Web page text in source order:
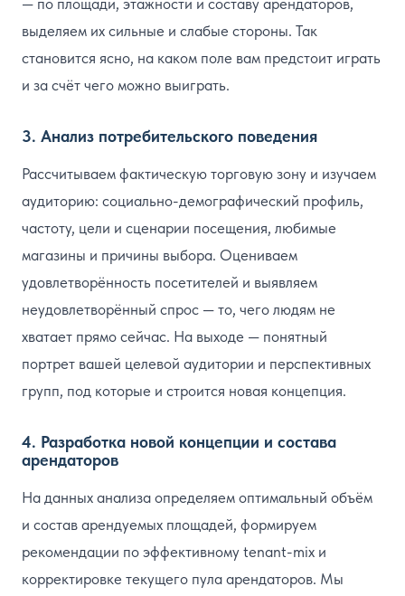
— по площади, этажности и составу арендаторов,
выделяем их сильные и слабые стороны. Так
становится ясно, на каком поле вам предстоит играть
и за счёт чего можно выиграть.
3. Анализ потребительского поведения
Рассчитываем фактическую торговую зону и изучаем
аудиторию: социально-демографический профиль,
частоту, цели и сценарии посещения, любимые
магазины и причины выбора. Оцениваем
удовлетворённость посетителей и выявляем
неудовлетворённый спрос — то, чего людям не
хватает прямо сейчас. На выходе — понятный
портрет вашей целевой аудитории и перспективных
групп, под которые и строится новая концепция.
4. Разработка новой концепции и состава
арендаторов
На данных анализа определяем оптимальный объём
и состав арендуемых площадей, формируем
рекомендации по эффективному tenant-mix и
корректировке текущего пула арендаторов. Мы